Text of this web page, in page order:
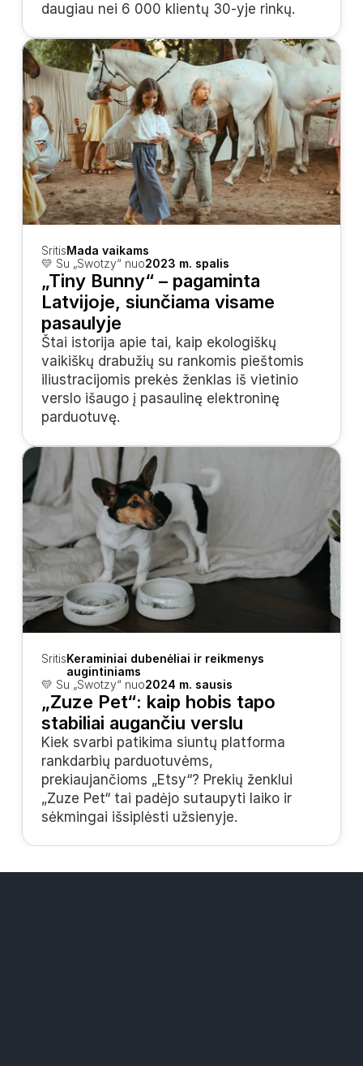
daugiau nei 6 000 klientų 30-yje rinkų.
SritisMada vaikams
💛 Su „Swotzy“ nuo2023 m. spalis
„Tiny Bunny“ – pagaminta
Latvijoje, siunčiama visame
pasaulyje
Štai istorija apie tai, kaip ekologiškų
vaikiškų drabužių su rankomis pieštomis
iliustracijomis prekės ženklas iš vietinio
verslo išaugo į pasaulinę elektroninę
parduotuvę.
SritisKeraminiai dubenėliai ir reikmenys
augintiniams
💛 Su „Swotzy“ nuo2024 m. sausis
„Zuze Pet“: kaip hobis tapo
stabiliai augančiu verslu
Kiek svarbi patikima siuntų platforma
rankdarbių parduotuvėms,
prekiaujančioms „Etsy“? Prekių ženklui
„Zuze Pet“ tai padėjo sutaupyti laiko ir
sėkmingai išsiplėsti užsienyje.